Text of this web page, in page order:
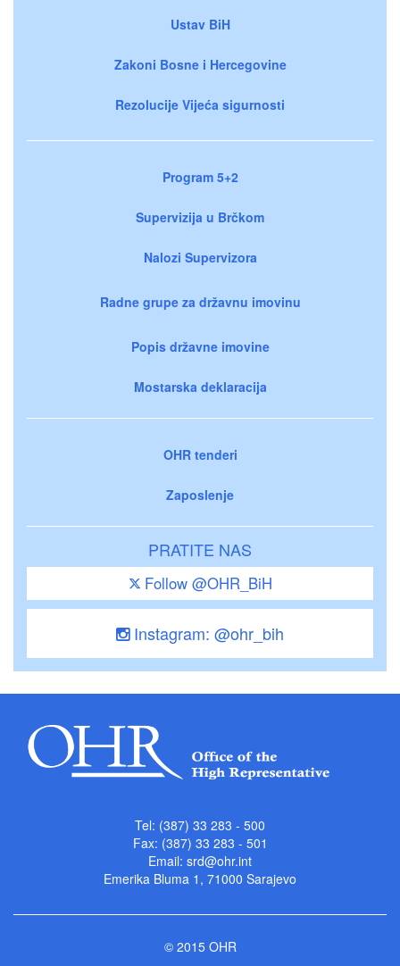
Ustav BiH
Zakoni Bosne i Hercegovine
Rezolucije Vijeća sigurnosti
Program 5+2
Supervizija u Brčkom
Nalozi Supervizora
Radne grupe za državnu imovinu
Popis državne imovine
Mostarska deklaracija
OHR tenderi
Zaposlenje
PRATITE NAS
Follow @OHR_BiH
Instagram: @ohr_bih
Tel: (387) 33 283 - 500
Fax: (387) 33 283 - 501
Email: srd@ohr.int
Emerika Bluma 1, 71000 Sarajevo
© 2015 OHR